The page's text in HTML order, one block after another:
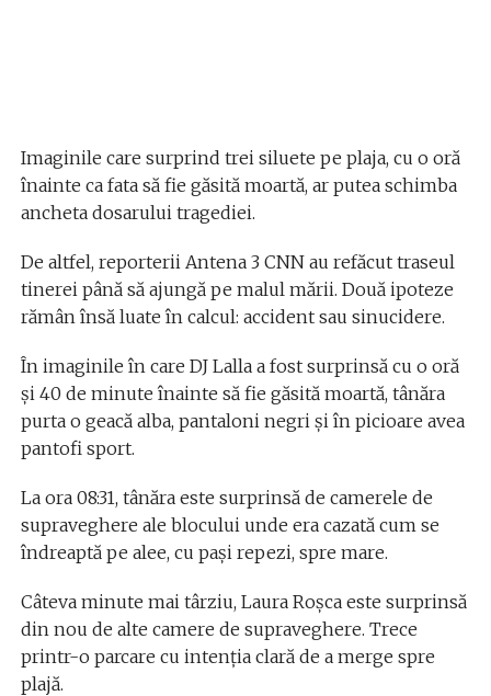
Imaginile care surprind trei siluete pe plaja, cu o oră
înainte ca fata să fie găsită moartă, ar putea schimba
ancheta dosarului tragediei.
De altfel, reporterii Antena 3 CNN au refăcut traseul
tinerei până să ajungă pe malul mării. Două ipoteze
rămân însă luate în calcul: accident sau sinucidere.
În imaginile în care DJ Lalla a fost surprinsă cu o oră
și 40 de minute înainte să fie găsită moartă, tânăra
purta o geacă alba, pantaloni negri și în picioare avea
pantofi sport.
La ora 08:31, tânăra este surprinsă de camerele de
supraveghere ale blocului unde era cazată cum se
îndreaptă pe alee, cu pași repezi, spre mare.
Câteva minute mai târziu, Laura Roșca este surprinsă
din nou de alte camere de supraveghere. Trece
printr-o parcare cu intenția clară de a merge spre
plajă.